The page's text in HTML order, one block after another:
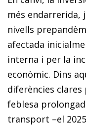
més endarrerida,
nivells
afectada
interna i per la
econòmic. Dins
diferències
feblesa
transport –el